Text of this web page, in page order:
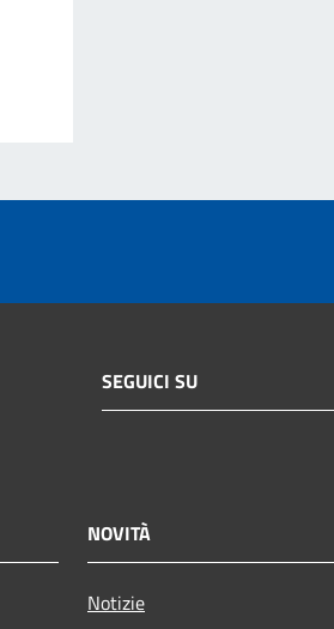
SEGUICI SU
NOVITÀ
Notizie